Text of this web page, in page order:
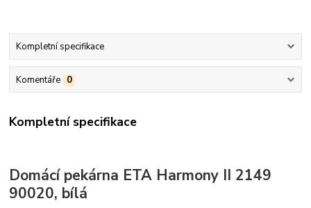
Kompletní specifikace
Komentáře 0
Kompletní specifikace
Domácí pekárna ETA Harmony II 2149
90020, bílá